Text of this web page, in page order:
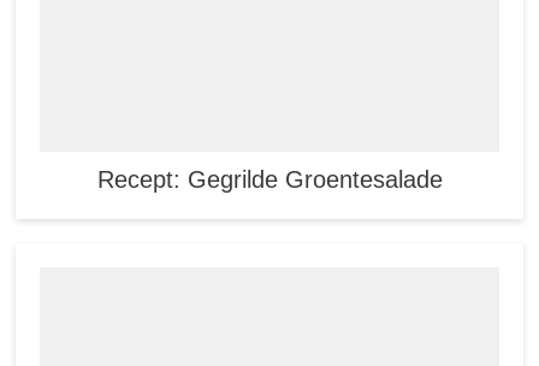
Recept: Gegrilde Groentesalade